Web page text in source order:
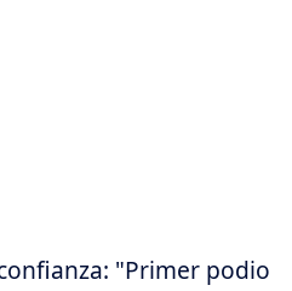
"Primer podio